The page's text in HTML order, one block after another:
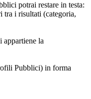
potrai restare in testa:
i risultati (categoria,
appartiene la
Pubblici) in forma